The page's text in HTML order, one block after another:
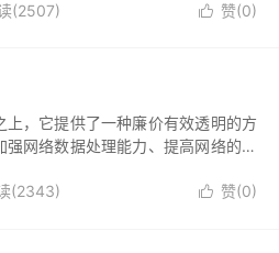
(2507)  赞(0)
，它提供了一种廉价有效透明的方
网络数据处理能力、提高网络的灵
(2343)  赞(0)